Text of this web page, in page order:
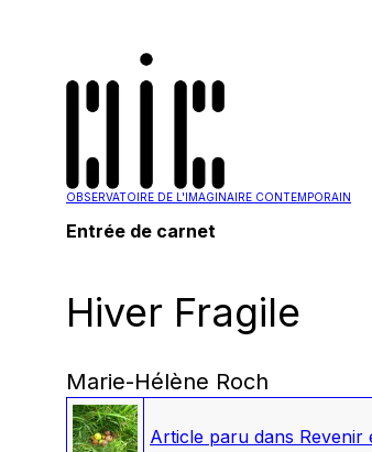
OBSERVATOIRE DE L'IMAGINAIRE CONTEMPORAIN
Entrée de carnet
Hiver Fragile
Marie-Hélène Roch
Article paru dans Revenir